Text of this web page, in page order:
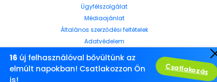
Ügyfélszolgálat
Médiaajánlat
Általános szerződési feltételek
Adatvédelem
16 új felhasználóval bővültünk az
elmúlt napokban! Csatlakozzon Ön
is!
Csatlakozás